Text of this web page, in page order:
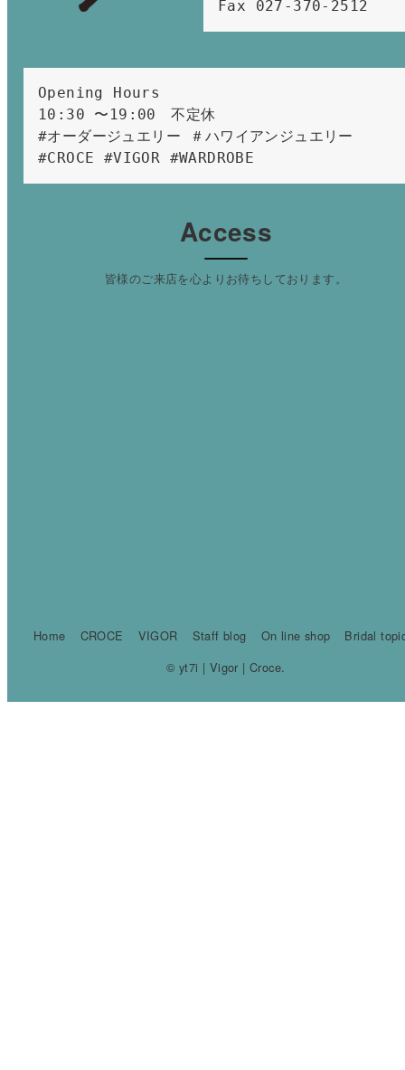
Fax 027-370-2512
Opening Hours
10:30 〜19:00　不定休
#オーダージュエリー ＃ハワイアンジュエリー
#CROCE #VIGOR #WARDROBE
Access
皆様のご来店を心よりお待ちしております。
Home CROCE VIGOR Staff blog On line shop
Bridal
© yt7i | Vigor | Croce.